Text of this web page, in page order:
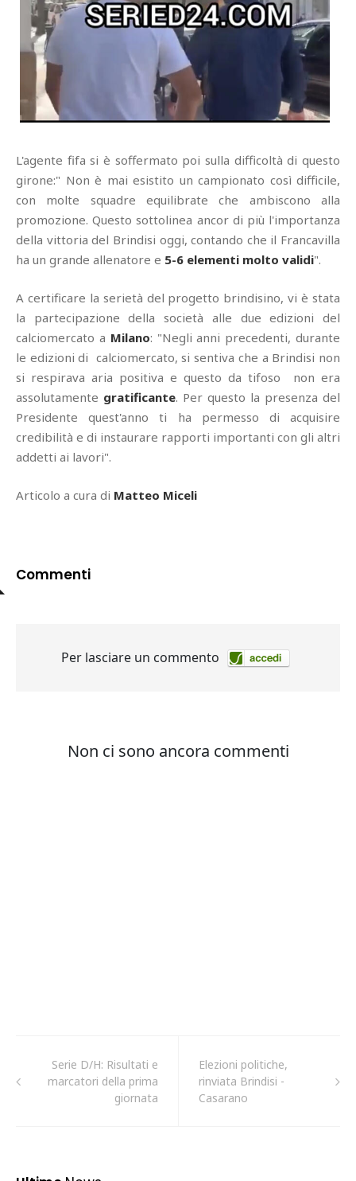
L'agente fifa si è soffermato poi sulla difficoltà di questo
girone:" Non è mai esistito un campionato così difficile,
con molte squadre equilibrate che ambiscono alla
promozione. Questo sottolinea ancor di più l'importanza
della vittoria del Brindisi oggi, contando che il Francavilla
ha un grande allenatore e 5-6 elementi molto validi".
A certificare la serietà del progetto brindisino, vi è stata
la partecipazione della società alle due edizioni del
calciomercato a Milano: "Negli anni precedenti, durante
le edizioni di calciomercato, si sentiva che a Brindisi non
si respirava aria positiva e questo da tifoso non era
assolutamente gratificante. Per questo la presenza del
Presidente quest'anno ti ha permesso di acquisire
credibilità e di instaurare rapporti importanti con gli altri
addetti ai lavori".
Articolo a cura di Matteo Miceli
Commenti
Serie D/H: Risultati e
marcatori della prima
giornata
Elezioni politiche,
rinviata Brindisi -
Casarano